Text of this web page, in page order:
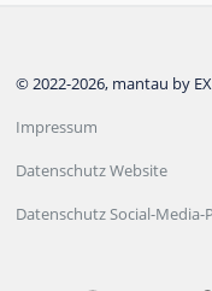
© 2022-2026, mantau by
Impressum
Datenschutz Website
Datenschutz Social-Media-